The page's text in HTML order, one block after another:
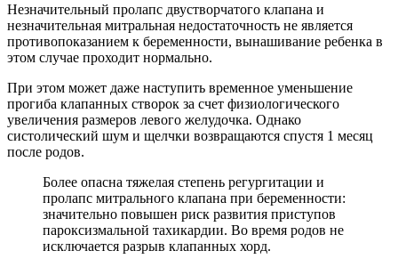
Незначительный пролапс двустворчатого клапана и
незначительная митральная недостаточность не является
противопоказанием к беременности, вынашивание ребенка в
этом случае проходит нормально.
При этом может даже наступить временное уменьшение
прогиба клапанных створок за счет физиологического
увеличения размеров левого желудочка. Однако
систолический шум и щелчки возвращаются спустя 1 месяц
после родов.
Более опасна тяжелая степень регургитации и
пролапс митрального клапана при беременности:
значительно повышен риск развития приступов
пароксизмальной тахикардии. Во время родов не
исключается разрыв клапанных хорд.